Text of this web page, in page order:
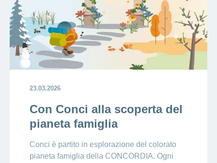
23.03.2026
Con Conci alla scoperta del
pianeta famiglia
Conci è partito in esplorazione del colorato
pianeta famiglia della CONCORDIA. Ogni